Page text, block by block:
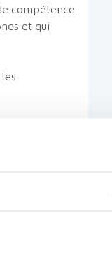
compétence.
et qui